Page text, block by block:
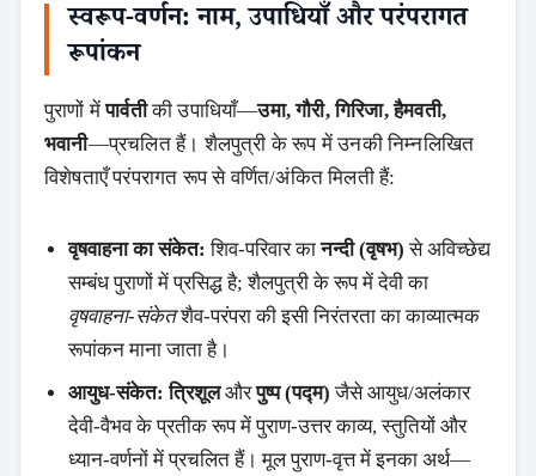
स्वरूप‑वर्णन: नाम, उपाधियाँ और परंपरागत
रूपांकन
पुराणों मेंपार्वतीकी उपाधियाँ—उमा, गौरी, गिरिजा, हैमवती,
भवानी—प्रचलित हैं। शैलपुत्री के रूप में उनकी निम्नलिखित
विशेषताएँ परंपरागत रूप से वर्णित/अंकित मिलती हैं:
वृषवाहना का संकेत: शिव‑परिवार कानन्दी (वृषभ) से अविच्छेद्य
सम्बंध पुराणों में प्रसिद्ध है; शैलपुत्री के रूप में देवी का
वृषवाहना‑संकेतशैव‑परंपरा की इसी निरंतरता का काव्यात्मक
रूपांकन माना जाता है।
आयुध‑संकेत: त्रिशूलऔरपुष्प (पद्म) जैसे आयुध/अलंकार
देवी‑वैभव के प्रतीक रूप में पुराण‑उत्तर काव्य, स्तुतियों और
ध्यान‑वर्णनों में प्रचलित हैं। मूल पुराण‑वृत्त में इनका अर्थ—